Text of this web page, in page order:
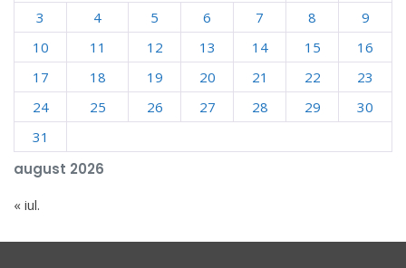
august 2026
3
4 5 6 7 8
9
10
11 12 13 14 15
16
17
18 19 20 21 22
23
24
25 26 27 28 29
30
31
« iul.